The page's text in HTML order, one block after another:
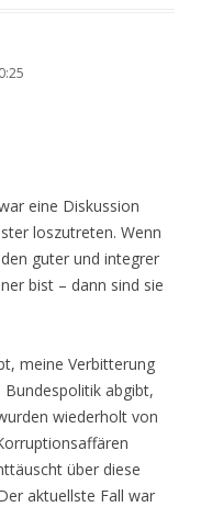
eine Diskussion
loszutreten. Wenn
guter und integrer
bist – dann sind sie
meine Verbitterung
abgibt,
wiederholt von
über diese
aktuellste Fall war